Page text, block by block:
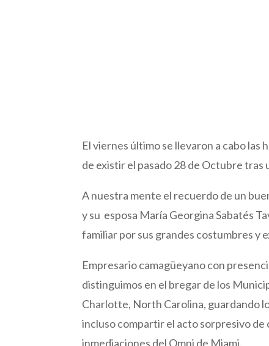
El viernes último se llevaron a cabo las
de existir el pasado 28 de Octubre
A nuestra mente el recuerdo de un
y su esposa María Georgina Sabatés
familiar por sus grandes costumbres y
Empresario camagüeyano con
distinguimos en el bregar de los
Charlotte, North Carolina, guardando
incluso compartir el acto sorpresivo
inmediaciones del Omni de Miami.